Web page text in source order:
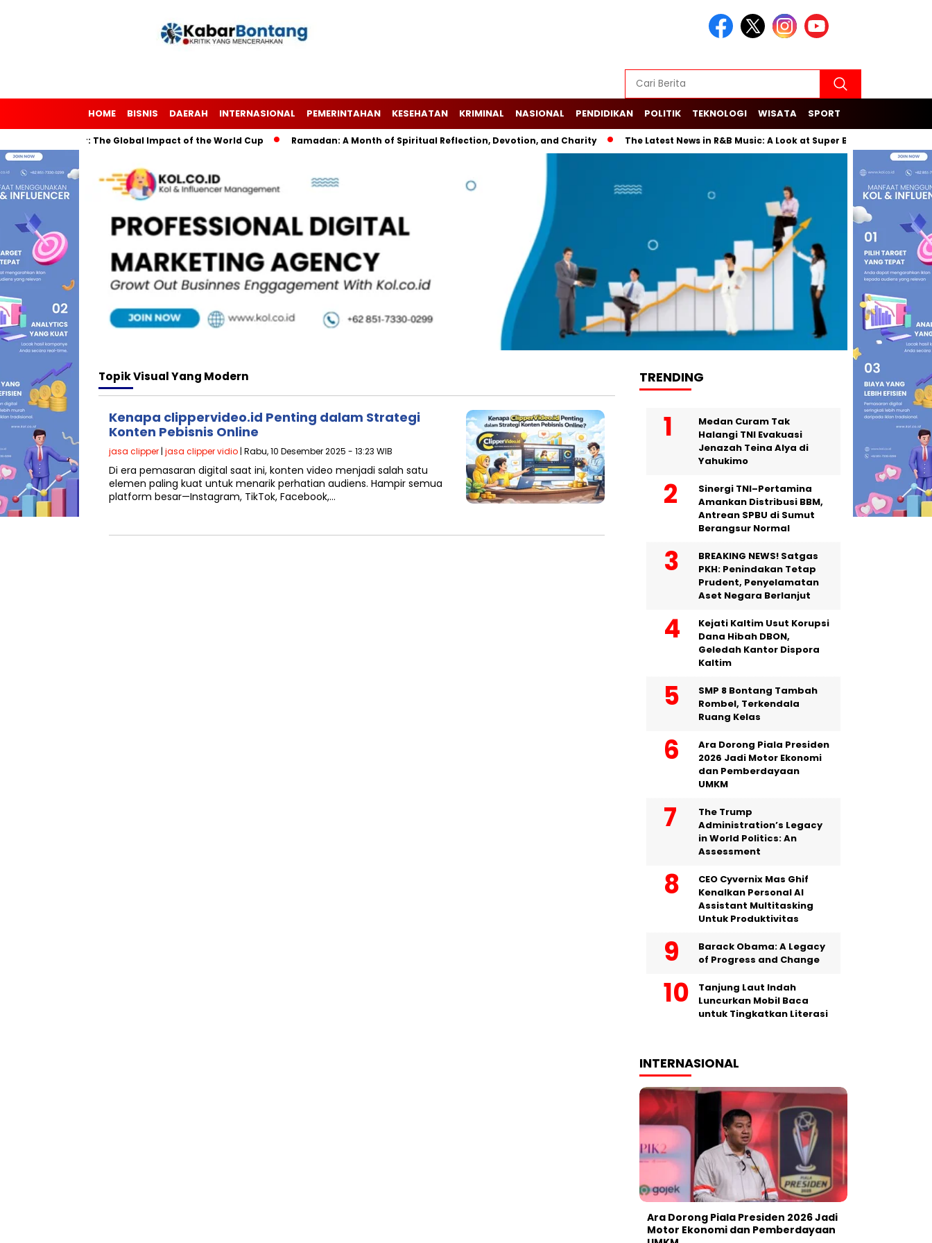
HOME BISNIS DAERAH INTERNASIONAL PEMERINTAHAN KESEHATAN KRIMINAL NASIONAL PENDIDIKAN POLITIK TEKNOLOGI WISATA SPORT
Soccer: The Global Impact of the World Cup Ramadan: A Month of Spiritual Reflection, Devotion, and Charity The Latest News in R&B Music: A Look at Super Bowl Performances,
TopikVisual Yang Modern
Kenapa clippervideo.id Penting dalam Strategi
Konten Pebisnis Online
jasa clipper | jasa clipper vidio | Rabu, 10 Desember 2025 - 13:23 WIB
Di era pemasaran digital saat ini, konten video menjadi salah satu
elemen paling kuat untuk menarik perhatian audiens. Hampir semua
platform besar—Instagram, TikTok, Facebook,…
TRENDING
Medan Curam Tak
Halangi TNI Evakuasi
Jenazah Teina Alya di
Yahukimo
Sinergi TNI–Pertamina
Amankan Distribusi BBM,
Antrean SPBU di Sumut
Berangsur Normal
BREAKING NEWS! Satgas
PKH: Penindakan Tetap
Prudent, Penyelamatan
Aset Negara Berlanjut
Kejati Kaltim Usut Korupsi
Dana Hibah DBON,
Geledah Kantor Dispora
Kaltim
SMP 8 Bontang Tambah
Rombel, Terkendala
Ruang Kelas
Ara Dorong Piala Presiden
2026 Jadi Motor Ekonomi
dan Pemberdayaan
UMKM
The Trump
Administration’s Legacy
in World Politics: An
Assessment
CEO Cyvernix Mas Ghif
Kenalkan Personal AI
Assistant Multitasking
Untuk Produktivitas
Barack Obama: A Legacy
of Progress and Change
Tanjung Laut Indah
Luncurkan Mobil Baca
untuk Tingkatkan Literasi
INTERNASIONAL
Ara Dorong Piala Presiden 2026 Jadi
Motor Ekonomi dan Pemberdayaan